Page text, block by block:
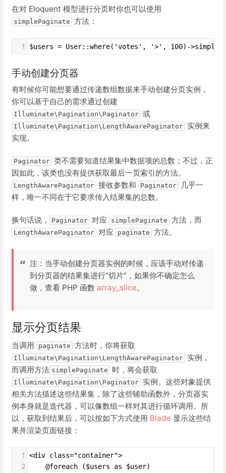
在对 Eloquent 模型进行分页时你也可以使用
simplePaginate 方法：
1 $users = User::where('votes', '>', 100)-
手动创建分页器
有时候你可能想要通过传递数组数据来手动创建分页实例，
你可以基于自己的需求通过创建
Illuminate\Pagination\Paginator 或
Illuminate\Pagination\LengthAwarePaginator 实例来
实现。
Paginator 类不需要知道结果集中数据项的总数；不过，正
因如此，该类也没有提供获取最后一页索引的方法。
LengthAwarePaginator 接收参数和 Paginator
几乎一
样，唯一不同在于它要求传入结果集的总数。
换句话说， Paginator 对应 simplePaginate 方法，而
LengthAwarePaginator 对应 paginate 方法。
注：当手动创建分页器实例的时候，应该手动对传递
到分页器的结果集进行“切片”，如果你不确定怎么
做，查看 PHP 函数 array_slice。
显示分页结果
当调用 paginate 方法时，你将获取
Illuminate\Pagination\LengthAwarePaginator 实例，
而调用方法 simplePaginate 时，将会获取
Illuminate\Pagination\Paginator 实例。这些对象提供
相关方法描述这些结果集，除了这些辅助函数外，分页器实
例本身就是迭代器，可以像数组一样对其进行循环调用。所
以，获取到结果后，可以按如下方式使用 Blade 显示这些结
果并渲染页面链接：
1 <div class="container">
2
    @foreach ($users as $user)